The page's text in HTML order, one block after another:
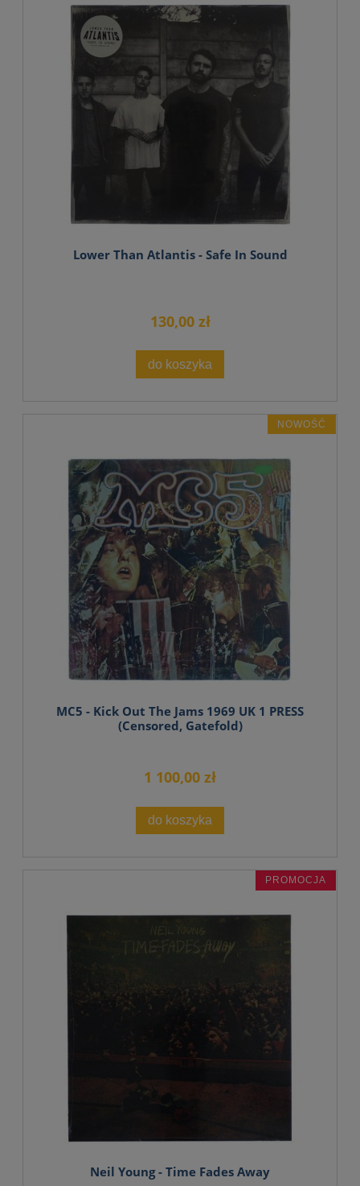
Lower Than Atlantis - Safe In Sound
130,00 zł
do koszyka
MC5 - Kick Out The Jams 1969 UK 1 PRESS
(Censored, Gatefold)
1 100,00 zł
do koszyka
NOWOŚĆ
Neil Young - Time Fades Away
PROMOCJA